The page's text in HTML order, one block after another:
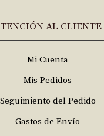
AL CLIENTE
Mi Cuenta
Mis Pedidos
Seguimiento del Pedido
Gastos de Envío